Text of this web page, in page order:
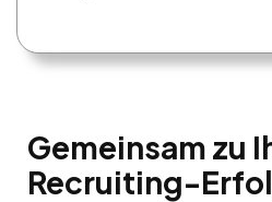
Gemeinsam zu
Recruiting-